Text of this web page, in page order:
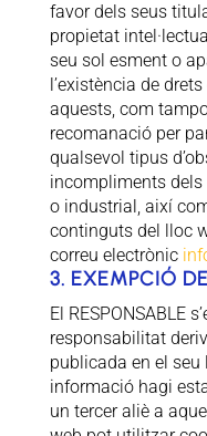
favor dels seus
propietat
seu sol esment o
l’existència de
aquests, com
recomanació per
qualsevol tipus
incompliments dels
o industrial, així
continguts del lloc
correu electrònic
3. EXEMPCIÓ
El RESPONSABLE
responsabilitat
publicada en el
informació hagi
un tercer aliè a